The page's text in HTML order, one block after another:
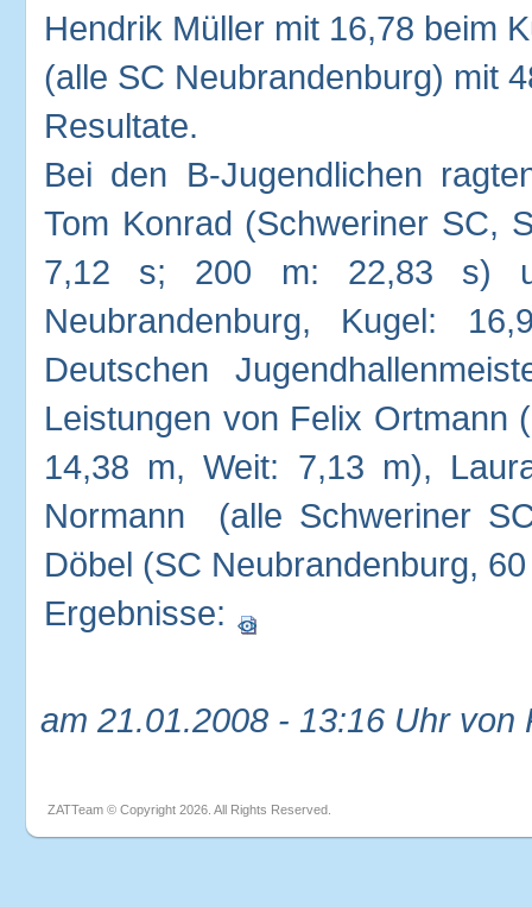
Hendrik Müller mit 16,78 beim
(alle SC Neubrandenburg) mit
Resultate.
Bei den B-Jugendlichen
Tom Konrad (Schweriner SC,
7,12 s; 200 m: 22,83 s)
Neubrandenburg, Kugel:
Deutschen
Leistungen von Felix Ortmann
14,38 m, Weit: 7,13 m),
Normann (alle Schweriner
Döbel (SC Neubrandenburg,
Ergebnisse:
am 21.01.2008 - 13:16 Uhr von
ZATTeam © Copyright 2026. All Rights Reserved.